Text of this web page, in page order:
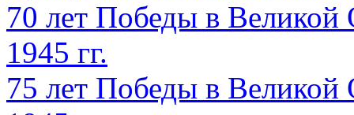
70 лет Победы в Великой
1945 гг.
75 лет Победы в Великой